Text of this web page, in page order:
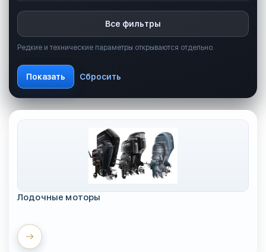
Все фильтры
Редкие и технические параметры открываются отдельно.
Лодочные моторы